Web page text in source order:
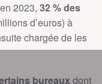
2023, 32 % des
d’euros) à
chargée de les
bureaux dont